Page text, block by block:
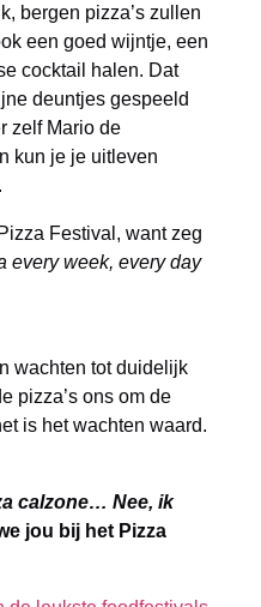
bergen pizza’s zullen
een goed wijntje, een
cocktail halen. Dat
deuntjes gespeeld
zelf Mario de
kun je je uitleven
Festival, want zeg
every week, every day
wachten tot duidelijk
pizza’s ons om de
is het wachten waard.
calzone… Nee, ik
jou bij het Pizza